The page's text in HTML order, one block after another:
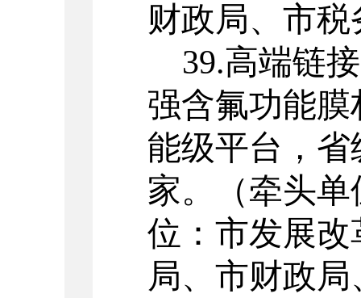
财政局、市税
39.高端链
强含氟功能
能级平台，
家。
（牵头
位：市发展
局、市财政